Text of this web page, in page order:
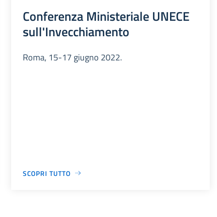
Conferenza Ministeriale UNECE
sull'Invecchiamento
Roma, 15-17 giugno 2022.
SCOPRI TUTTO